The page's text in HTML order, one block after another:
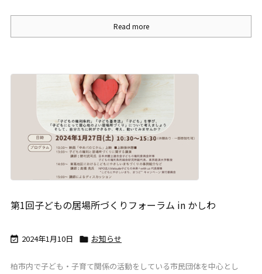
Read more
第1回子どもの居場所づくりフォーラム in かしわ
 2024年1月10日  お知らせ
柏市内で子ども・子育て関係の活動をしている市民団体を中心とし